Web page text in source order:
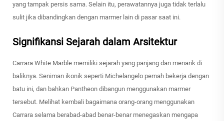
yang tampak persis sama. Selain itu, perawatannya juga tidak terlalu
sulit jika dibandingkan dengan marmer lain di pasar saat ini.
Signifikansi Sejarah dalam Arsitektur
Carrara White Marble memiliki sejarah yang panjang dan menarik di
baliknya. Seniman ikonik seperti Michelangelo pernah bekerja dengan
batu ini, dan bahkan Pantheon dibangun menggunakan marmer
tersebut. Melihat kembali bagaimana orang-orang menggunakan
Carrara selama berabad-abad benar-benar menegaskan mengapa